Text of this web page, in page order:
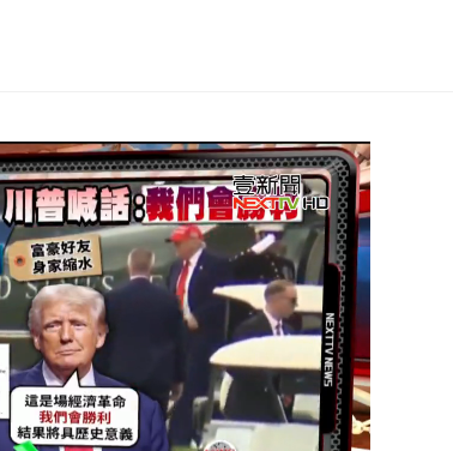
鴨三吃」、「客家攪福」...
將炸台中以北 不排除明...